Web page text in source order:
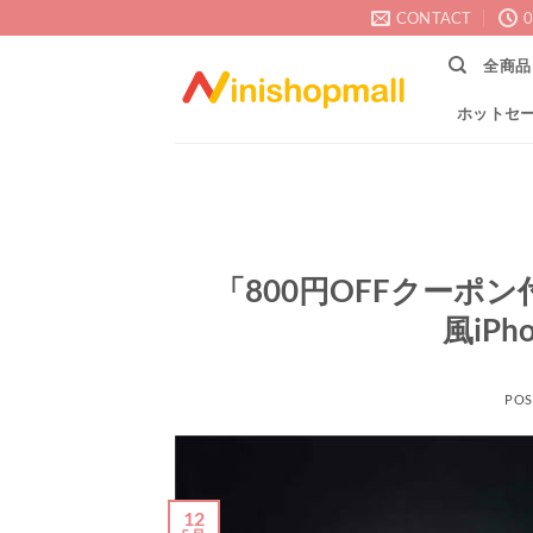
to
CONTACT
全商品
ホットセ
「800円OFFクーポ
風
12